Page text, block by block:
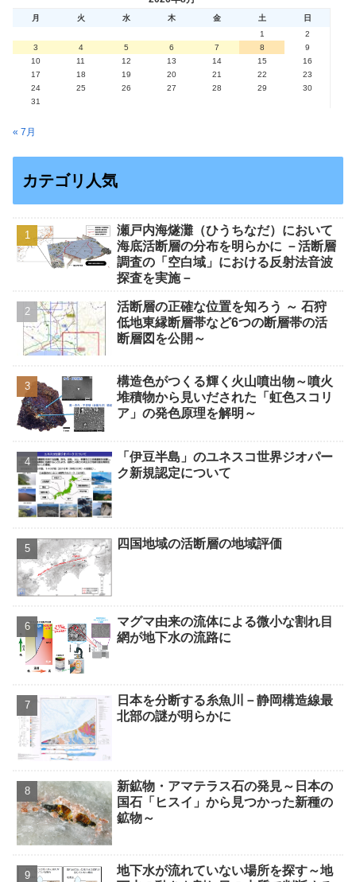
月 火 水 木 金 土
日
1
2
3
4 5 6 7 8
9
10
11 12 13 14 15
16
17
18 19 20 21 22
23
24
25 26 27 28 29
30
31
« 7月
カテゴリ人気
瀬戸内海燧灘（ひうちなだ）において
海底活断層の分布を明らかに －活断層
調査の「空白域」における反射法音波
探査を実施－
活断層の正確な位置を知ろう ～ 石狩
低地東縁断層帯など6つの断層帯の活
断層図を公開～
構造色がつくる輝く火山噴出物～噴火
堆積物から見いだされた「虹色スコリ
ア」の発色原理を解明～
「伊豆半島」のユネスコ世界ジオパー
ク新規認定について
四国地域の活断層の地域評価
マグマ由来の流体による微小な割れ目
網が地下水の流路に
日本を分断する糸魚川－静岡構造線最
北部の謎が明らかに
新鉱物・アマテラス石の発見～日本の
国石「ヒスイ」から見つかった新種の
鉱物～
地下水が流れていない場所を探す～地